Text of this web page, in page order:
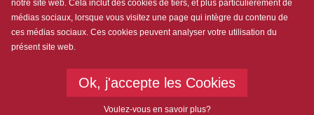
Copyright
notre site web. Cela inclut des cookies de tiers, et plus particulièrement de
médias sociaux, lorsque vous visitez une page qui intègre du contenu de
ces médias sociaux. Ces cookies peuvent analyser votre utilisation du
présent site web.
Ok, j'accepte les Cookies
Voulez-vous en savoir plus?